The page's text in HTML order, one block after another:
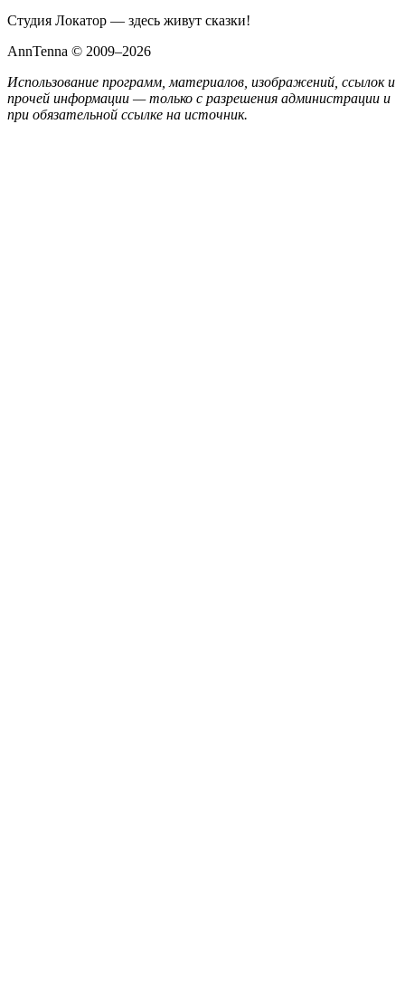
Студия Локатор — здесь живут сказки!
AnnTenna © 2009–2026
Использование программ, материалов, изображений, ссылок и
прочей информации — только с разрешения администрации и
при обязательной ссылке на источник.